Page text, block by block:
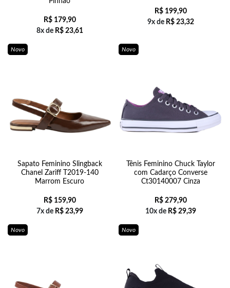
R$179,90
8x de R$23,61
R$199,90
9x de R$23,32
Novo
Sapato Feminino Slingback
Chanel Zariff T2019-140
Marrom Escuro
R$159,90
7x de R$23,99
Novo
Tênis Feminino Chuck Taylor
com Cadarço Converse
Ct30140007 Cinza
R$279,90
10x de R$29,39
Novo Novo